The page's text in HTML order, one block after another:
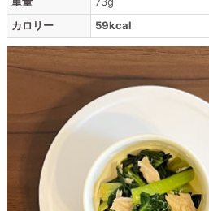
カロリー
59kcal